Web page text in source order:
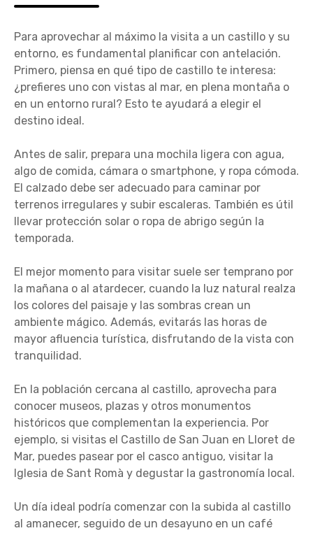
Para aprovechar al máximo la visita a un castillo y su
entorno, es fundamental planificar con antelación.
Primero, piensa en qué tipo de castillo te interesa:
¿prefieres uno con vistas al mar, en plena montaña o
en un entorno rural? Esto te ayudará a elegir el
destino ideal.
Antes de salir, prepara una mochila ligera con agua,
algo de comida, cámara o smartphone, y ropa cómoda.
El calzado debe ser adecuado para caminar por
terrenos irregulares y subir escaleras. También es útil
llevar protección solar o ropa de abrigo según la
temporada.
El mejor momento para visitar suele ser temprano por
la mañana o al atardecer, cuando la luz natural realza
los colores del paisaje y las sombras crean un
ambiente mágico. Además, evitarás las horas de
mayor afluencia turística, disfrutando de la vista con
tranquilidad.
En la población cercana al castillo, aprovecha para
conocer museos, plazas y otros monumentos
históricos que complementan la experiencia. Por
ejemplo, si visitas el Castillo de San Juan en Lloret de
Mar, puedes pasear por el casco antiguo, visitar la
Iglesia de Sant Romà y degustar la gastronomía local.
Un día ideal podría comenzar con la subida al castillo
al amanecer, seguido de un desayuno en un café